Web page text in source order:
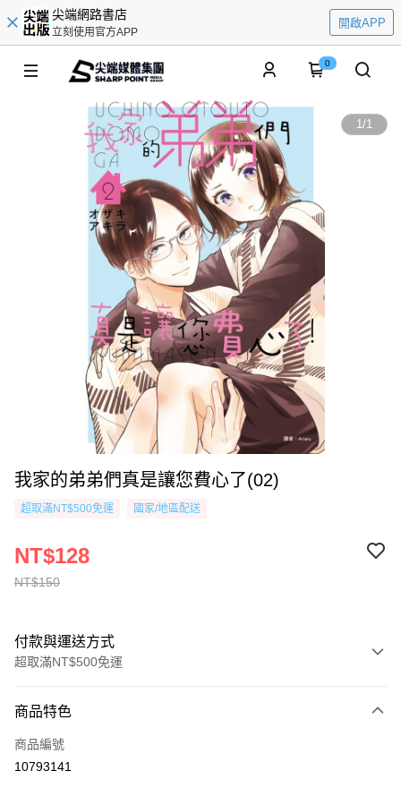
尖端網路書店
立刻使用官方APP
開啟APP
0
1/1
我家的弟弟們真是讓您費心了(02)
超取滿NT$500免運 國家/地區配送
NT$150
NT$128
付款與運送方式
超取滿NT$500免運
信用卡一次付款
超商取貨付款
商品特色
商品編號
10793141